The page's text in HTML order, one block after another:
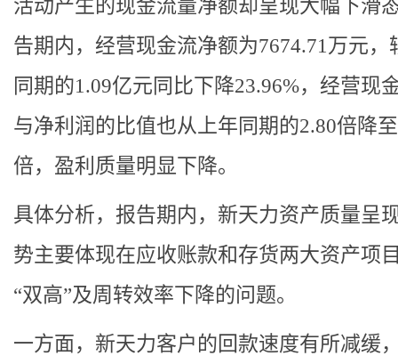
活动产生的现金流量净额却呈现大幅下滑
告期内，经营现金流净额为7674.71万元，
同期的1.09亿元同比下降23.96%，经营现
与净利润的比值也从上年同期的2.80倍降
倍，盈利质量明显下降。
具体分析，报告期内，新天力资产质量呈
势主要体现在应收账款和存货两大资产项
“双高”及周转效率下降的问题。
一方面，新天力客户的回款速度有所减缓